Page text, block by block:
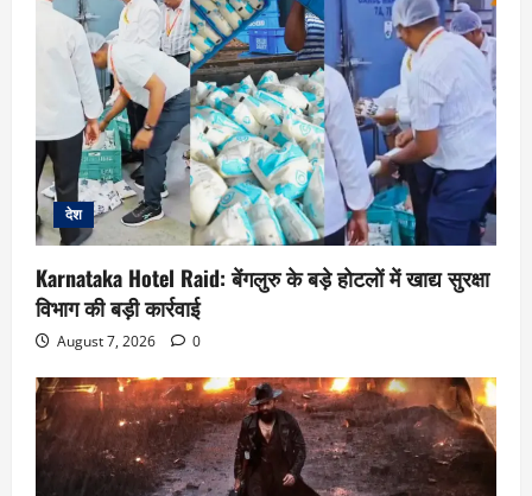
देश
Karnataka Hotel Raid: बेंगलुरु के बड़े होटलों में खाद्य सुरक्षा
विभाग की बड़ी कार्रवाई
August 7, 2026 0